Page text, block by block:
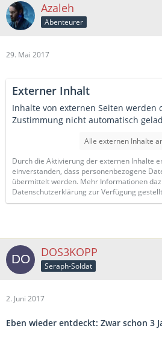
Azaleh
Abenteurer
29. Mai 2017
Externer Inhalt
Inhalte von externen Seiten werden
Zustimmung nicht automatisch
Alle externen Inhalte
Durch die Aktivierung der externen Inhalte
einverstanden, dass personenbezogene
übermittelt werden. Mehr Informationen
Datenschutzerklärung zur Verfügung
DOS3KOPP
Seraph-Soldat
2. Juni 2017
Eben wieder entdeckt: Zwar schon 3